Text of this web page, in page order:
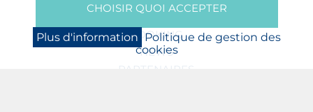
Presse
BOOKING
NEWS
PARTENAIRES
CHOISIR QUOI ACCEPTER
Plus d'information Politique de gestion des
cookies